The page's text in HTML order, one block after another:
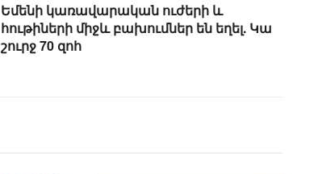
Եմենի կառավարական ուժերի և
հութիների միջև բախումներ են եղել. Կա
շուրջ 70 զոհ